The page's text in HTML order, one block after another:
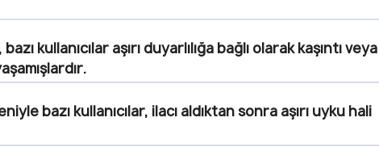
kullanıcılar aşırı duyarlılığa bağlı olarak kaşıntı veya
bazı kullanıcılar, ilacı aldıktan sonra aşırı uyku hali